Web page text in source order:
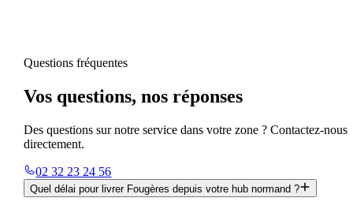
Questions fréquentes
Vos questions, nos réponses
Des questions sur notre service dans votre zone ? Contactez-nous
directement.
02 32 23 24 56
Quel délai pour livrer Fougères depuis votre hub normand ?